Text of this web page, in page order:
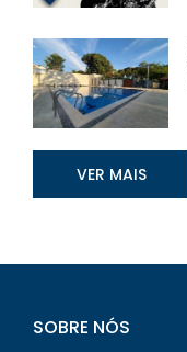
VER MAIS
SOBRE NÓS